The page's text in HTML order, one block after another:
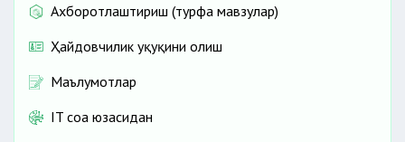
Ахборотлаштириш (турфа мавзулар)
Ҳайдовчилик ҳуқуқини олиш
Маълумотлар
IT соҳа юзасидан